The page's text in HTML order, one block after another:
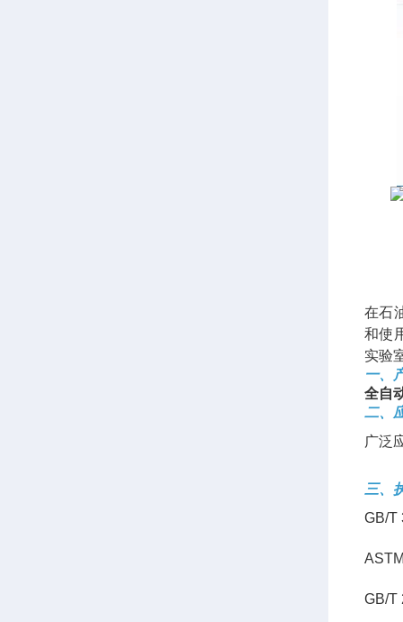
在石
和使
实验
一、
全自
二、
广泛
三、
GB/T
GB/T